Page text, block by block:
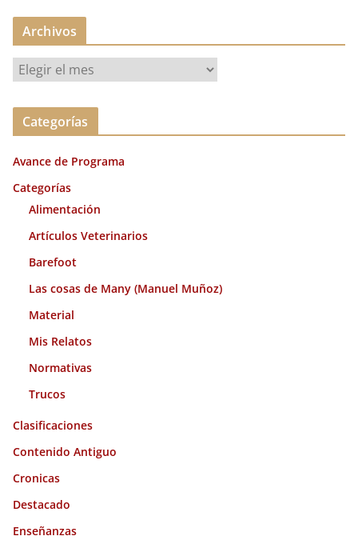
Archivos
c
v
o
Categorías
Avance de Programa
Categorías
Alimentación
Artículos Veterinarios
Barefoot
Las cosas de Many (Manuel Muñoz)
Material
Mis Relatos
Normativas
Trucos
Clasificaciones
Contenido Antiguo
Cronicas
Destacado
Enseñanzas